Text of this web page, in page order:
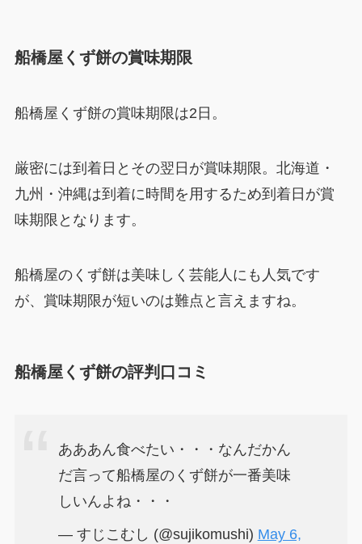
船橋屋くず餅の賞味期限
船橋屋くず餅の賞味期限は2日。
厳密には到着日とその翌日が賞味期限。北海道・
九州・沖縄は到着に時間を用するため到着日が賞
味期限となります。
船橋屋のくず餅は美味しく芸能人にも人気です
が、賞味期限が短いのは難点と言えますね。
船橋屋くず餅の評判口コミ
あああん食べたい・・・なんだかん
だ言って船橋屋のくず餅が一番美味
しいんよね・・・
— すじこむし (@sujikomushi) May 6,